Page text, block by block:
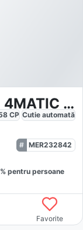
Mercedes-Benz CLE 300 4MATIC 9G-TRONIC Edition AMG Line
CP Cutie automată
MER232842
% pentru persoane
Favorite